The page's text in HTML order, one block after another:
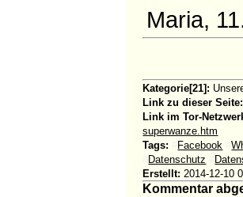
Maria,
Kategorie[21]:
Link zu dieser Seite:
Link im Tor-
superwanze.htm
Tags:
Facebook #
Datenschutz
Erstellt: 2014-12-10
Kommentar